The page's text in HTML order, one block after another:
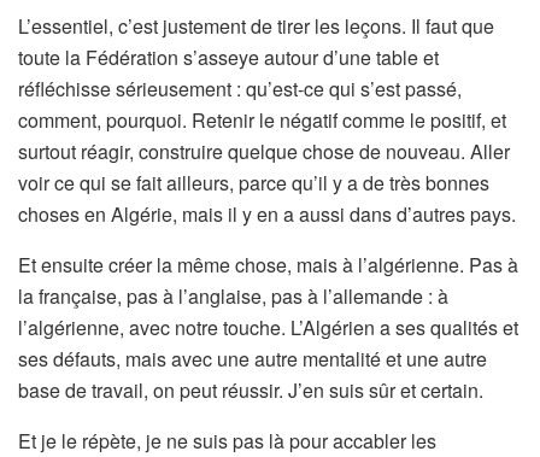
L’essentiel, c’est justement de tirer les leçons. Il faut que
toute la Fédération s’asseye autour d’une table et
réfléchisse sérieusement : qu’est-ce qui s’est passé,
comment, pourquoi. Retenir le négatif comme le positif, et
surtout réagir, construire quelque chose de nouveau. Aller
voir ce qui se fait ailleurs, parce qu’il y a de très bonnes
choses en Algérie, mais il y en a aussi dans d’autres pays.
Et ensuite créer la même chose, mais à l’algérienne. Pas à
la française, pas à l’anglaise, pas à l’allemande : à
l’algérienne, avec notre touche. L’Algérien a ses qualités et
ses défauts, mais avec une autre mentalité et une autre
base de travail, on peut réussir. J’en suis sûr et certain.
Et je le répète, je ne suis pas là pour accabler les